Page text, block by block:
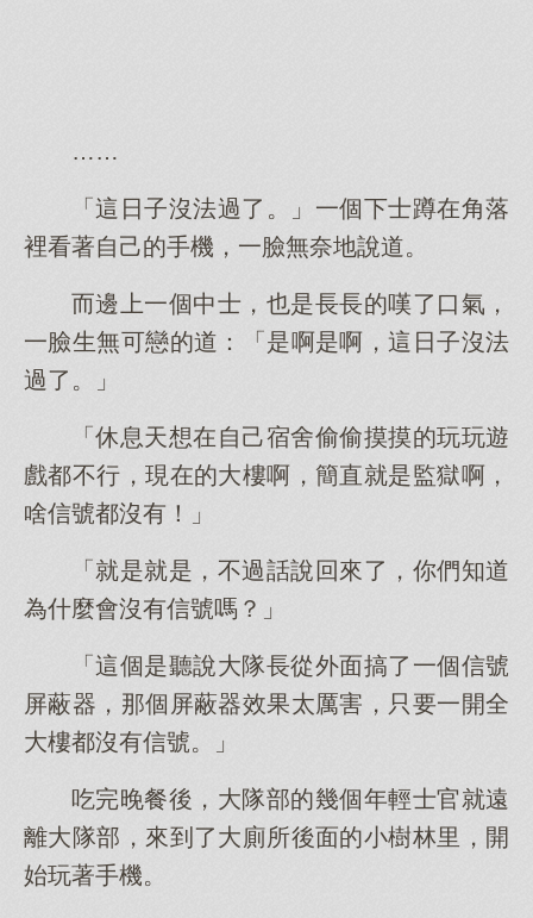
……
「這日子沒法過了。」一個下士蹲在角落
裡看著自己的手機，一臉無奈地說道。
而邊上一個中士，也是長長的嘆了口氣，
一臉生無可戀的道：「是啊是啊，這日子沒法
過了。」
「休息天想在自己宿舍偷偷摸摸的玩玩遊
戲都不行，現在的大樓啊，簡直就是監獄啊，
啥信號都沒有！」
「就是就是，不過話說回來了，你們知道
為什麼會沒有信號嗎？」
「這個是聽說大隊長從外面搞了一個信號
屏蔽器，那個屏蔽器效果太厲害，只要一開全
大樓都沒有信號。」
吃完晚餐後，大隊部的幾個年輕士官就遠
離大隊部，來到了大廁所後面的小樹林里，開
始玩著手機。